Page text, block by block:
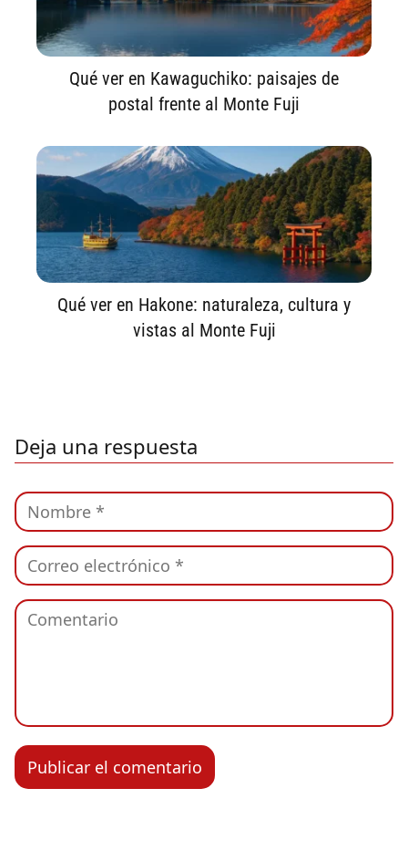
Qué ver en Kawaguchiko: paisajes de
postal frente al Monte Fuji
Qué ver en Hakone: naturaleza, cultura y
vistas al Monte Fuji
Deja una respuesta